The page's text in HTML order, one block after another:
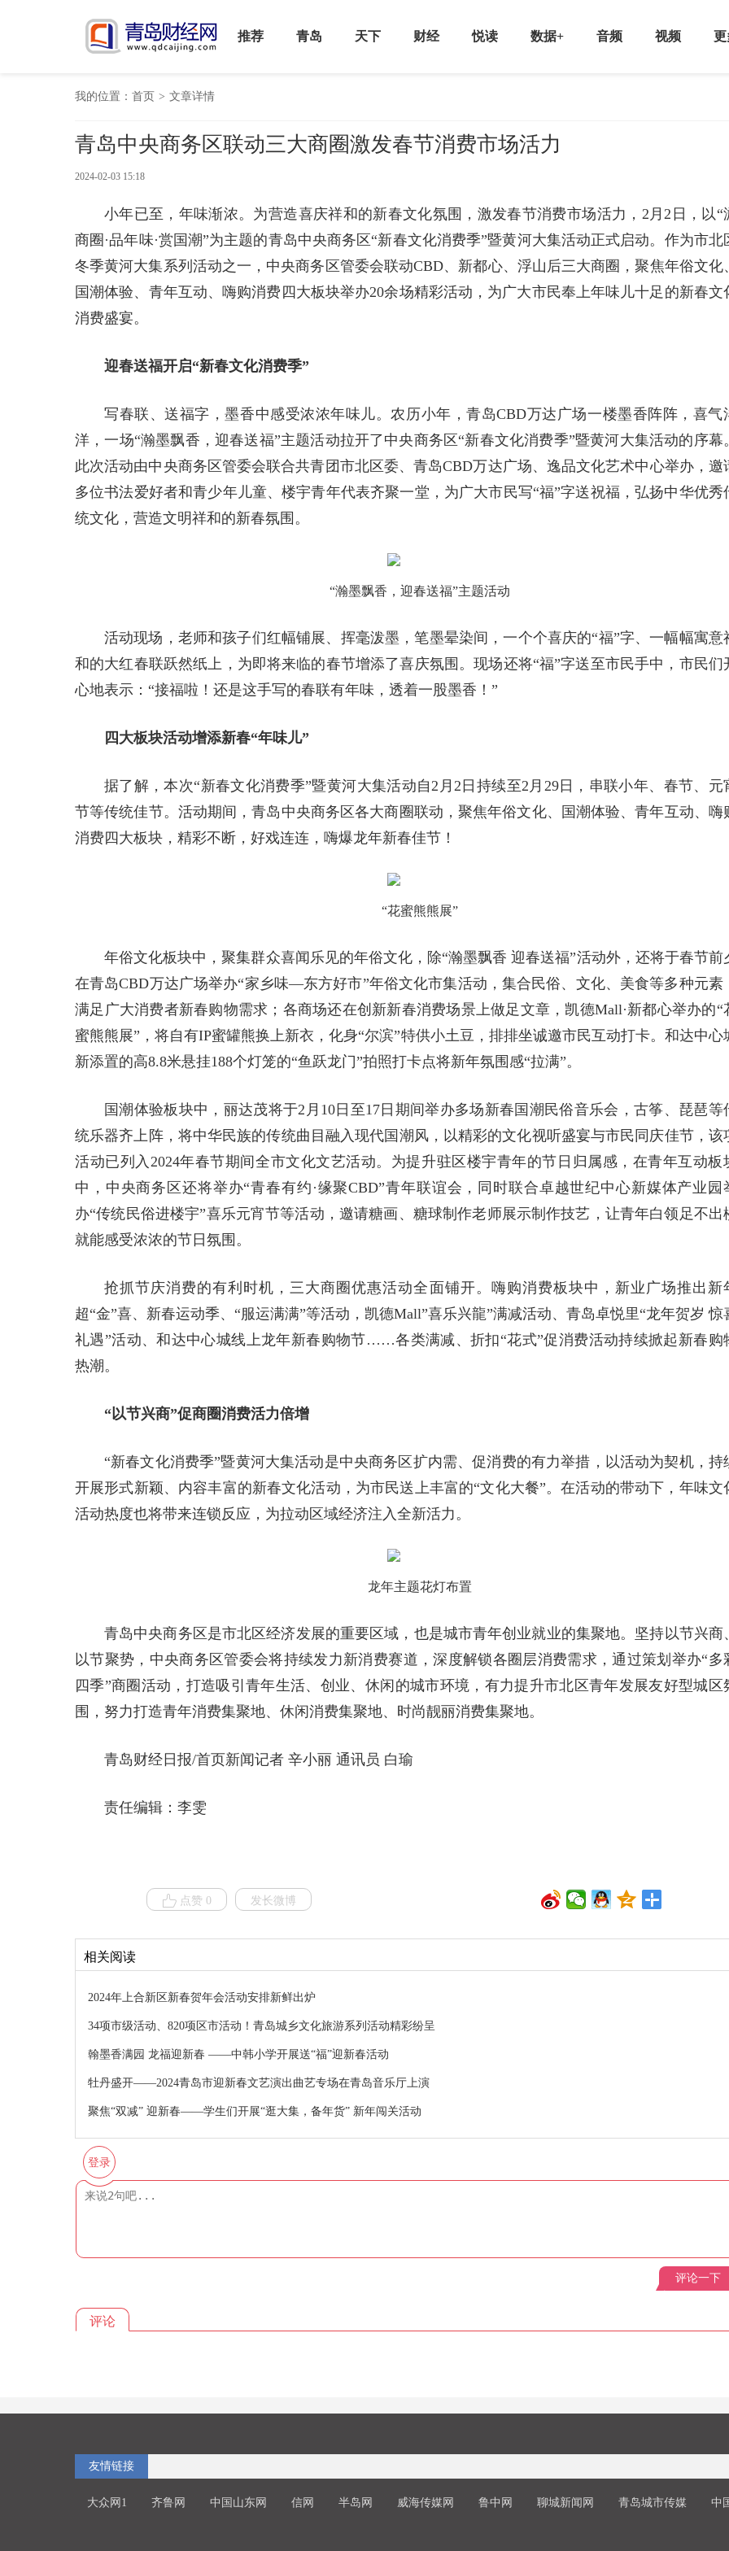
推荐 青岛 天下 财经 悦读 数据+ 音频 视频 更
我的位置： 首页 > 文章详情
青岛中央商务区联动三大商圈激发春节消费市场活力
2024-02-03 15:18
小年已至，年味渐浓。为营造喜庆祥和的新春文化氛围，激发春节消费市场活力，2月2日，以“
商圈·品年味·赏国潮”为主题的青岛中央商务区“新春文化消费季”暨黄河大集活动正式启动。作为市北
冬季黄河大集系列活动之一，中央商务区管委会联动CBD、新都心、浮山后三大商圈，聚焦年俗文化、
国潮体验、青年互动、嗨购消费四大板块举办20余场精彩活动，为广大市民奉上年味儿十足的新春文
消费盛宴。
迎春送福开启“新春文化消费季”
写春联、送福字，墨香中感受浓浓年味儿。农历小年，青岛CBD万达广场一楼墨香阵阵，喜气
洋，一场“瀚墨飘香，迎春送福”主题活动拉开了中央商务区“新春文化消费季”暨黄河大集活动的序幕。
此次活动由中央商务区管委会联合共青团市北区委、青岛CBD万达广场、逸品文化艺术中心举办，邀
多位书法爱好者和青少年儿童、楼宇青年代表齐聚一堂，为广大市民写“福”字送祝福，弘扬中华优秀
统文化，营造文明祥和的新春氛围。
“瀚墨飘香，迎春送福”主题活动
活动现场，老师和孩子们红幅铺展、挥毫泼墨，笔墨晕染间，一个个喜庆的“福”字、一幅幅寓意
和的大红春联跃然纸上，为即将来临的春节增添了喜庆氛围。现场还将“福”字送至市民手中，市民们
心地表示：“接福啦！还是这手写的春联有年味，透着一股墨香！”
四大板块活动增添新春“年味儿”
据了解，本次“新春文化消费季”暨黄河大集活动自2月2日持续至2月29日，串联小年、春节、元
节等传统佳节。活动期间，青岛中央商务区各大商圈联动，聚焦年俗文化、国潮体验、青年互动、嗨
消费四大板块，精彩不断，好戏连连，嗨爆龙年新春佳节！
“花蜜熊熊展”
年俗文化板块中，聚集群众喜闻乐见的年俗文化，除“瀚墨飘香 迎春送福”活动外，还将于春节前
在青岛CBD万达广场举办“家乡味—东方好市”年俗文化市集活动，集合民俗、文化、美食等多种元素
满足广大消费者新春购物需求；各商场还在创新新春消费场景上做足文章，凯德Mall·新都心举办的“
蜜熊熊展”，将自有IP蜜罐熊换上新衣，化身“尔滨”特供小土豆，排排坐诚邀市民互动打卡。和达中心
新添置的高8.8米悬挂188个灯笼的“鱼跃龙门”拍照打卡点将新年氛围感“拉满”。
国潮体验板块中，丽达茂将于2月10日至17日期间举办多场新春国潮民俗音乐会，古筝、琵琶等
统乐器齐上阵，将中华民族的传统曲目融入现代国潮风，以精彩的文化视听盛宴与市民同庆佳节，该
活动已列入2024年春节期间全市文化文艺活动。为提升驻区楼宇青年的节日归属感，在青年互动板
中，中央商务区还将举办“青春有约·缘聚CBD”青年联谊会，同时联合卓越世纪中心新媒体产业园
办“传统民俗进楼宇”喜乐元宵节等活动，邀请糖画、糖球制作老师展示制作技艺，让青年白领足不出
就能感受浓浓的节日氛围。
抢抓节庆消费的有利时机，三大商圈优惠活动全面铺开。嗨购消费板块中，新业广场推出新
超“金”喜、新春运动季、“服运满满”等活动，凯德Mall”喜乐兴龍”满减活动、青岛卓悦里“龙年贺岁 惊
礼遇”活动、和达中心城线上龙年新春购物节……各类满减、折扣“花式”促消费活动持续掀起新春购
热潮。
“以节兴商”促商圈消费活力倍增
“新春文化消费季”暨黄河大集活动是中央商务区扩内需、促消费的有力举措，以活动为契机，持
开展形式新颖、内容丰富的新春文化活动，为市民送上丰富的“文化大餐”。在活动的带动下，年味文
活动热度也将带来连锁反应，为拉动区域经济注入全新活力。
龙年主题花灯布置
青岛中央商务区是市北区经济发展的重要区域，也是城市青年创业就业的集聚地。坚持以节兴商、
以节聚势，中央商务区管委会将持续发力新消费赛道，深度解锁各圈层消费需求，通过策划举办“多
四季”商圈活动，打造吸引青年生活、创业、休闲的城市环境，有力提升市北区青年发展友好型城区
围，努力打造青年消费集聚地、休闲消费集聚地、时尚靓丽消费集聚地。
青岛财经日报/首页新闻记者 辛小丽 通讯员 白瑜
责任编辑：李雯
点赞 0 发长微博
相关阅读
2024年上合新区新春贺年会活动安排新鲜出炉
34项市级活动、820项区市活动！青岛城乡文化旅游系列活动精彩纷呈
翰墨香满园 龙福迎新春 ——中韩小学开展送“福”迎新春活动
牡丹盛开——2024青岛市迎新春文艺演出曲艺专场在青岛音乐厅上演
聚焦“双减” 迎新春——学生们开展“逛大集，备年货” 新年闯关活动
登录
评论一下
评论
友情链接
大众网1 齐鲁网 中国山东网 信网 半岛网 威海传媒网 鲁中网 聊城新闻网 青岛城市传媒 中